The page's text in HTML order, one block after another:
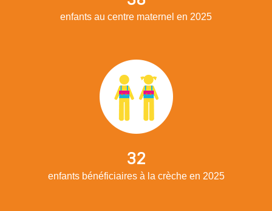
enfants au centre maternel en 2025
32
enfants bénéficiaires à la crèche en 2025